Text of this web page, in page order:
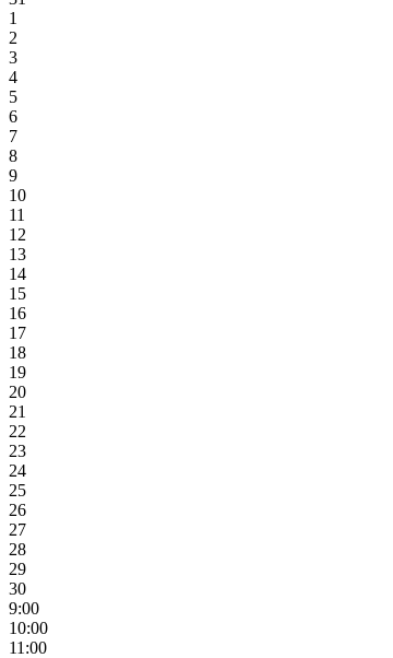
1
2
3
4
5
6
7
8
9
10
11
12
13
14
15
16
17
18
19
20
21
22
23
24
25
26
27
28
29
30
9:00
10:00
11:00